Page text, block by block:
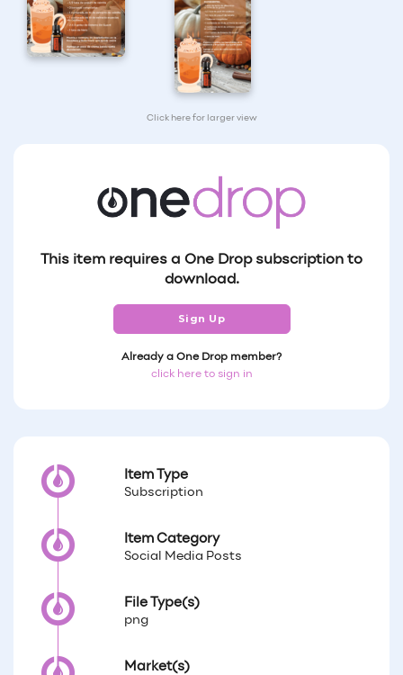
Click here for larger view
This item requires a One Drop subscription to
download.
Sign Up
Already a One Drop member?
click here to sign in
Item Type
Subscription
Item Category
Social Media Posts
File Type(s)
png
Market(s)